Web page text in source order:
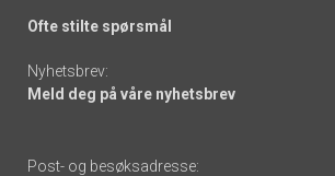
Ofte stilte spørsmål
Nyhetsbrev:
Meld deg på våre nyhetsbrev
Post- og besøksadresse: